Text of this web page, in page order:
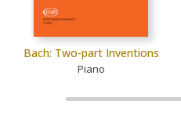
Bach: Two-part Inventions
Piano